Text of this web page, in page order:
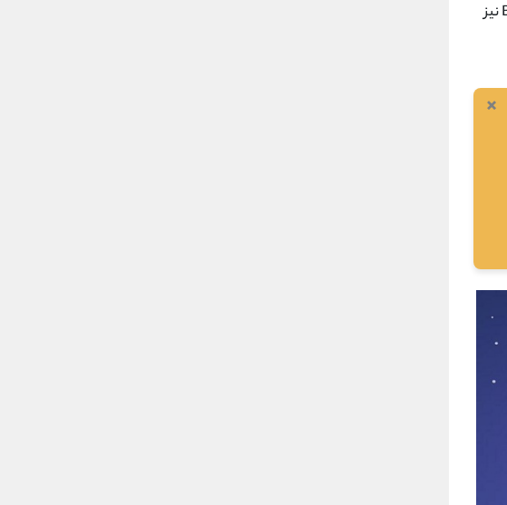
(ساتوشی ناکاموتو) ناشناس است، تیم BitcoinDark نیز
×